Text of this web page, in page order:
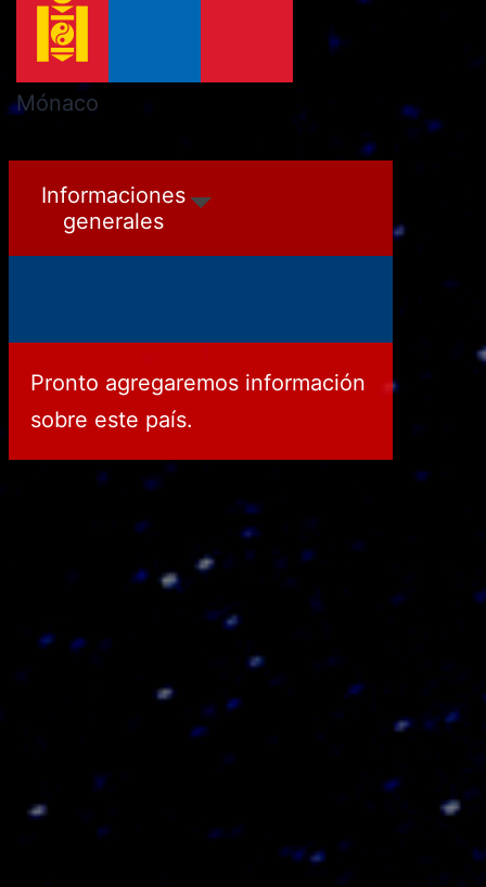
Informaciones
generales
Pronto agregaremos información
sobre este país.
Mónaco
Montenegro